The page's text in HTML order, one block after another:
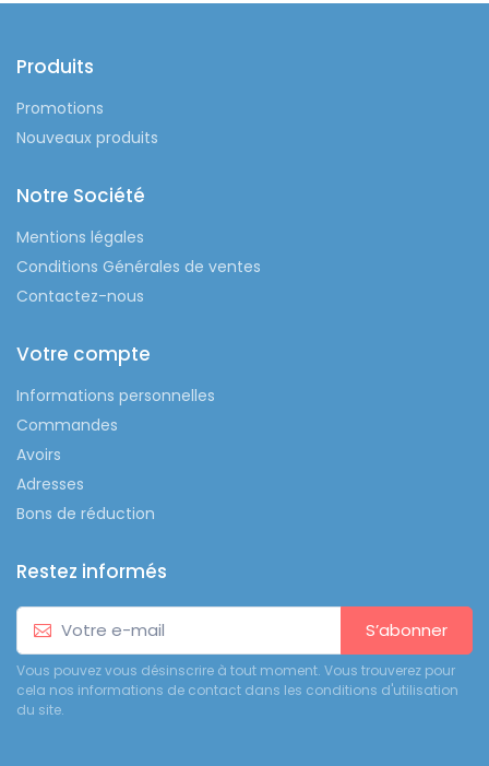
Produits
Promotions
Nouveaux produits
Notre Société
Mentions légales
Conditions Générales de ventes
Contactez-nous
Votre compte
Informations personnelles
Commandes
Avoirs
Adresses
Bons de réduction
Restez informés
S’abonner
Vous pouvez vous désinscrire à tout moment. Vous trouverez pour
cela nos informations de contact dans les conditions d'utilisation
du site.